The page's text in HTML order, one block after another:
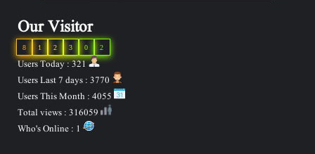
Our Visitor
2
0
3
2
1
8
Users Today : 321